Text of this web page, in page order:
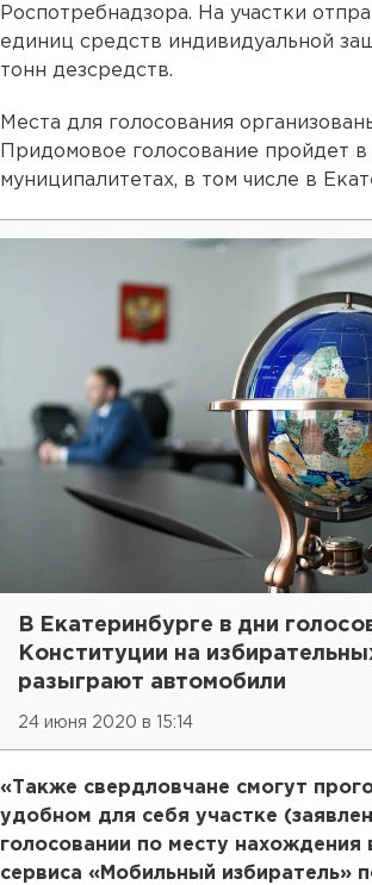
Роспотребнадзора. На участки
единиц средств индивидуальной
тонн дезсредств.
Места для голосования
Придомовое голосование пройдет в
муниципалитетах, в том числе в
В Екатеринбурге в дни
Конституции на
разыграют автомобили
24 июня 2020 в 15:14
«Также свердловчане смогут
удобном для себя участке
голосовании по месту нахождения
сервиса «Мобильный избиратель»